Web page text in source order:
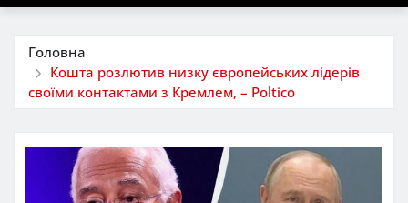
Головна
Кошта розлютив низку європейських лідерів
своїми контактами з Кремлем, – Poltico